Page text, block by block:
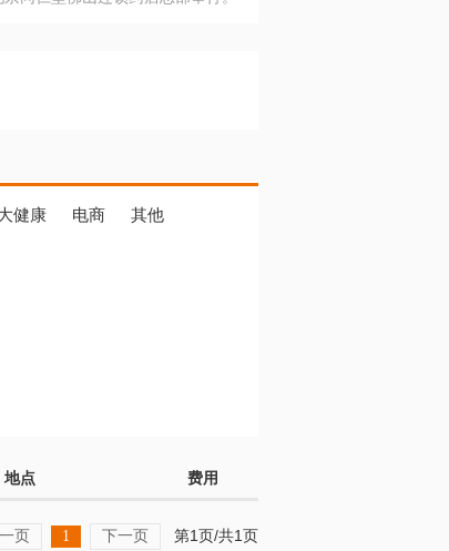
健康 电商
其他
地点 费用
一页 1 下一页 第1页/共1页